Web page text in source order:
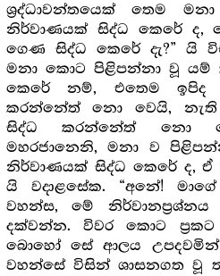
ශ්‍ර‍ද්ධාවන්තයෙක් තෙම
නිර්වාණයක් සිද්ධ කෙරේ ද,
ගෙණ සිද්ධ කෙරේ දැ?” යි
මනා කොට පිළිපන්නා වූ යම්
කෙරේ නම්, එතෙම ඉපිද
කරන්නේත් නො වෙයි,
සිද්ධ කරන්නේත් නො
මහරජානෙනි, මනා ව
නිර්වාණයක් සිද්ධ කෙරේ ද, ඒ
යි වදාළසේක. “අනේ!
වහන්ස, මේ
දක්වන්න. විවර කොට ප්‍ර‍කට
බොහෝ සේ ආලය උපදවමින්
වහන්සේ විසින් ශාසනගත වූ